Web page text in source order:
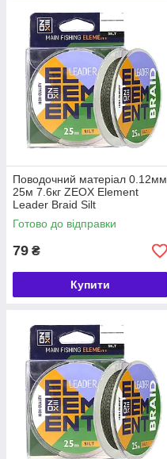
Поводочний матеріал 0.12мм
25м 7.6кг ZEOX Element
Leader Braid Silt
Готово до відправки
79 ₴
Купити